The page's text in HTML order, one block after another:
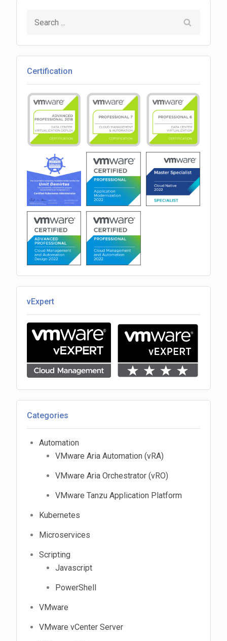
Certification
vExpert
Categories
Automation
VMware Aria Automation (vRA)
VMware Aria Orchestrator (vRO)
VMware Tanzu Application Platform
Kubernetes
Microservices
Scripting
Javascript
PowerShell
VMware
VMware vCenter Server